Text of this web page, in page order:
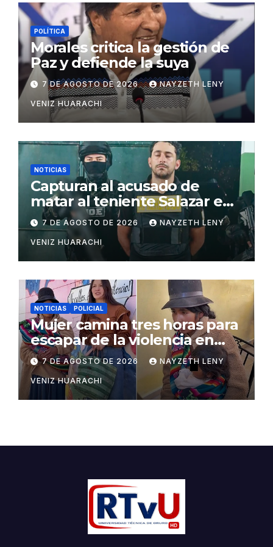
POLÍTICA
Morales critica la gestión de
Paz y defiende la suya
7 DE AGOSTO DE 2026 NAYZETH LENY
VENIZ HUARACHI
NOTICIAS
Capturan al acusado de
matar al teniente Salazar en
San Matías
7 DE AGOSTO DE 2026 NAYZETH LENY
VENIZ HUARACHI
NOTICIAS POLICIAL
Mujer camina tres horas para
escapar de la violencia en
Potosí
7 DE AGOSTO DE 2026 NAYZETH LENY
VENIZ HUARACHI